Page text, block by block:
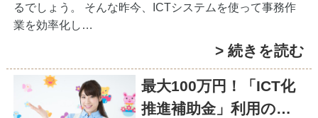
るでしょう。 そんな昨今、ICTシステムを使って事務作
業を効率化し…
> 続きを読む
最大100万円！「ICT化
推進補助金」利用の…